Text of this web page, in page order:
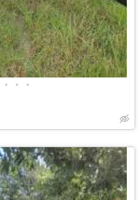
• • •